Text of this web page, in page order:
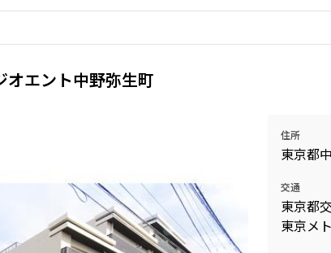
オエント中野弥生町
住所
東京都
交通
東京都
東京メ